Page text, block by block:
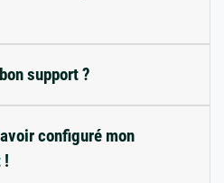
support ?
configuré mon
!